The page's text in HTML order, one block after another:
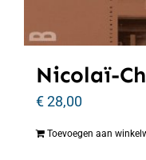
Nicolaï-
€28,00
Toevoegen aan